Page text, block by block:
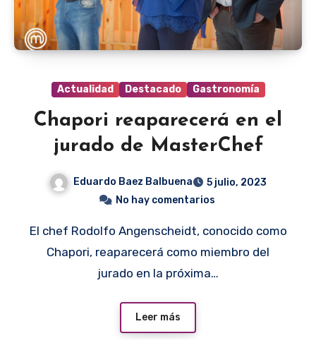
Actualidad Destacado Gastronomía
Chapori reaparecerá en el
jurado de MasterChef
Eduardo Baez Balbuena
5 julio, 2023
No hay comentarios
El chef Rodolfo Angenscheidt, conocido como
Chapori, reaparecerá como miembro del
jurado en la próxima…
Leer más